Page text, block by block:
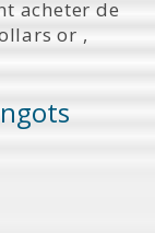
acheter de
or ,